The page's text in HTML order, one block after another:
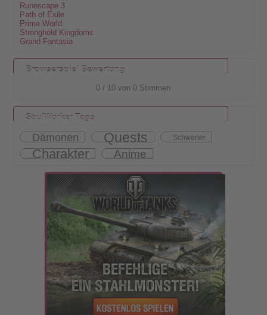
Runescape 3
Path of Exile
Prime World
Stronghold Kingdoms
Grand Fantasia
Browserspiel Bewertung
0 / 10 von 0 Stimmen
SoulWorker Tags
Dämonen Quests Schwerter
Charakter Anime